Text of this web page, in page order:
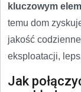
kluczowym
temu dom
jakość
eksploatacji,
Jak